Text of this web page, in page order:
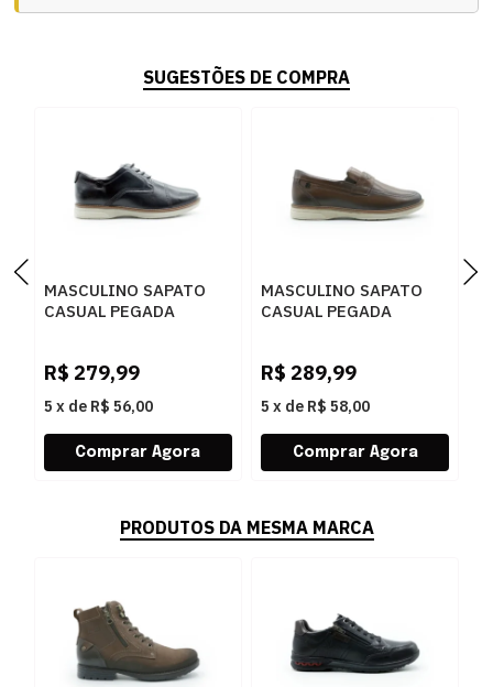
SUGESTÕES DE COMPRA
MASCULINO SAPATO
CASUAL PEGADA
R$ 279,99
5 x de R$ 56,00
MASCULINO SAPATO
CASUAL PEGADA
R$ 289,99
5 x de R$ 58,00
PRODUTOS DA MESMA MARCA